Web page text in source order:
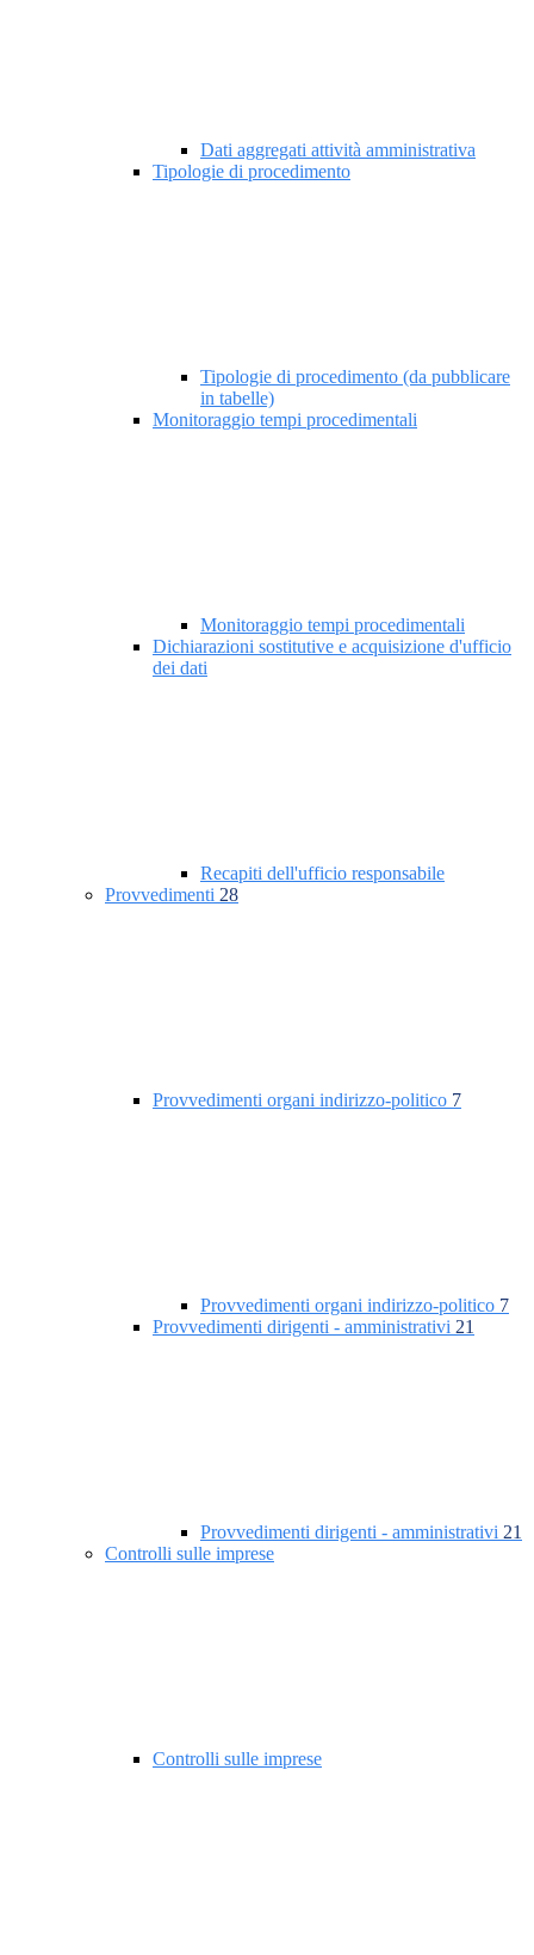
Dati aggregati attività amministrativa
Tipologie di procedimento
Tipologie di procedimento (da pubblicare
in tabelle)
Monitoraggio tempi procedimentali
Monitoraggio tempi procedimentali
Dichiarazioni sostitutive e acquisizione d'ufficio
dei dati
Recapiti dell'ufficio responsabile
Provvedimenti 28
Provvedimenti organi indirizzo-politico 7
Provvedimenti organi indirizzo-politico 7
Provvedimenti dirigenti - amministrativi 21
Provvedimenti dirigenti - amministrativi 21
Controlli sulle imprese
Controlli sulle imprese